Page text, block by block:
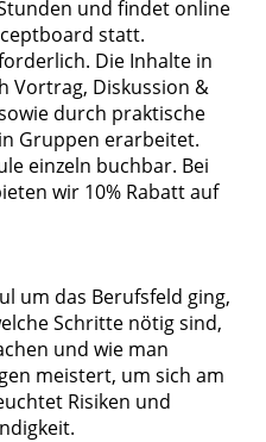
und findet online
statt.
Die Inhalte in
Vortrag, Diskussion &
durch praktische
Gruppen erarbeitet.
einzeln buchbar. Bei
wir 10% Rabatt auf
um das Berufsfeld ging,
Schritte nötig sind,
und wie man
meistert, um sich am
Risiken und